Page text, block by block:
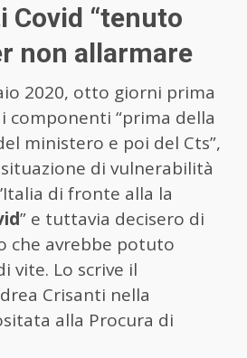
Covid “tenuto
non allarmare
2020, otto giorni prima
i componenti “prima della
ministero e poi del Cts”,
situazione di vulnerabilità
di fronte alla la
” e tuttavia decisero di
che avrebbe potuto
vite. Lo scrive il
Crisanti nella
alla Procura di